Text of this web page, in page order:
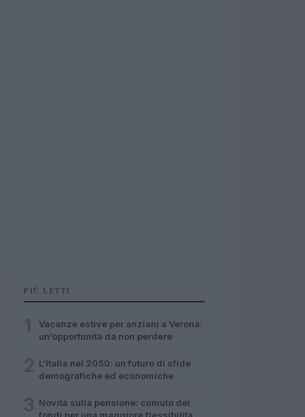
PIÙ LETTI
Vacanze estive per anziani a Verona:
un’opportunità da non perdere
L’Italia nel 2050: un futuro di sfide
demografiche ed economiche
Novità sulla pensione: cumulo dei